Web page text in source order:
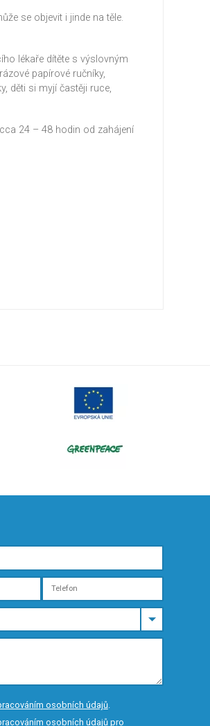
se objevit i jinde na těle.
lékaře dítěte s výslovným
papírové ručníky,
děti si myjí častěji ruce,
24 – 48 hodin od zahájení
osobních údajů.
osobních údajů pro